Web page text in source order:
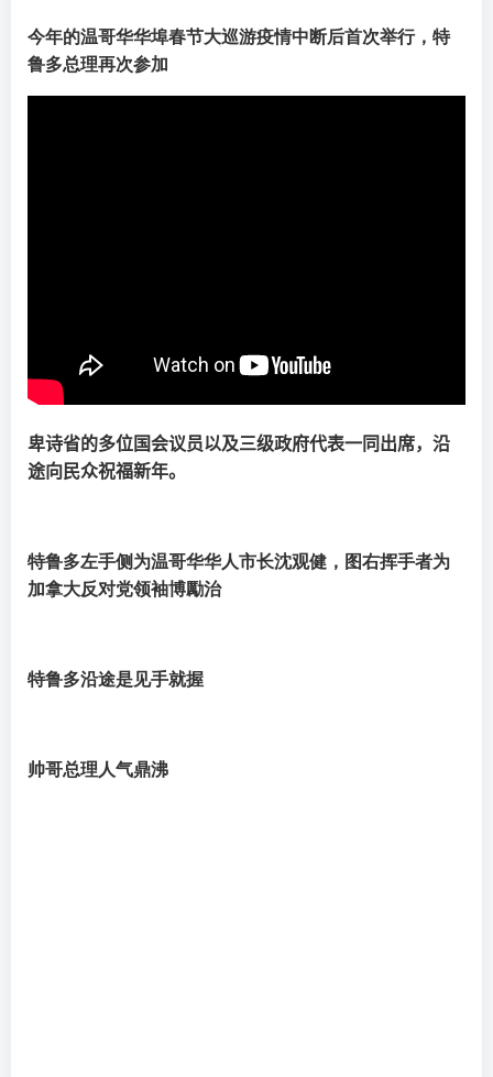
今年的温哥华华埠春节大巡游疫情中断后首次举行，特
鲁多总理再次参加
卑诗省的多位国会议员以及三级政府代表一同出席，沿
途向民众祝福新年。
特鲁多左手侧为温哥华华人市长沈观健，图右挥手者为
加拿大反对党领袖博勵治
特鲁多沿途是见手就握
帅哥总理人气鼎沸